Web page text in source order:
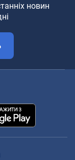
новин